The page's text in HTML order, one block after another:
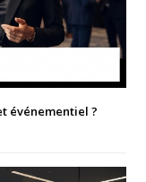
événementiel ?